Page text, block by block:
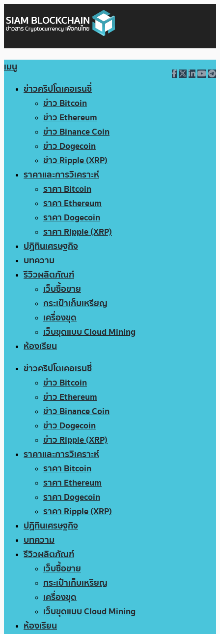
เมนู
ข่าวคริปโตเคอเรนซี่
ข่าว Bitcoin
ข่าว Ethereum
ข่าว Binance Coin
ข่าว Dogecoin
ข่าว Ripple (XRP)
ราคาและการวิเคราะห์
ราคา Bitcoin
ราคา Ethereum
ราคา Dogecoin
ราคา Ripple (XRP)
ปฏิทินเศรษฐกิจ
บทความ
รีวิวผลิตภัณฑ์
เว็บซื้อขาย
กระเป๋าเก็บเหรียญ
เครื่องขุด
เว็บขุดแบบ Cloud Mining
ห้องเรียน
ข่าวคริปโตเคอเรนซี่
ข่าว Bitcoin
ข่าว Ethereum
ข่าว Binance Coin
ข่าว Dogecoin
ข่าว Ripple (XRP)
ราคาและการวิเคราะห์
ราคา Bitcoin
ราคา Ethereum
ราคา Dogecoin
ราคา Ripple (XRP)
ปฏิทินเศรษฐกิจ
บทความ
รีวิวผลิตภัณฑ์
เว็บซื้อขาย
กระเป๋าเก็บเหรียญ
เครื่องขุด
เว็บขุดแบบ Cloud Mining
ห้องเรียน